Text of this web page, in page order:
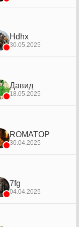
Hdhx
30.05.2025
Давид
18.05.2025
ROMATOP
30.04.2025
7fg
04.04.2025